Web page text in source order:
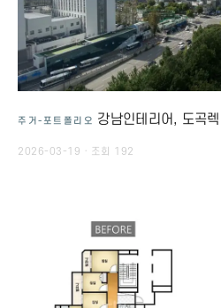
주거-포트폴리오 강남인테리어, 도곡
2026-03-19 · 조회 192